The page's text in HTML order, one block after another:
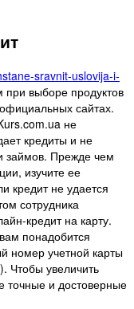
sravnit-uslovija-i-
выборе продуктов
сайтах.
не
кредиты и не
займов. Прежде чем
изучите ее
кредит не удается
сотрудника
кредит на карту.
понадобится
номер учетной карты
Чтобы увеличить
точные и достоверные